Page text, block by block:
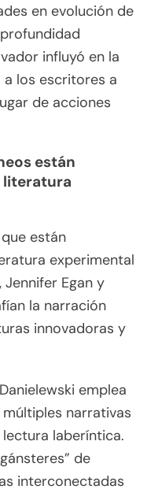
en evolución de
influyó en la
los escritores a
de acciones
están
literatura
están
experimental
Jennifer Egan y
la narración
innovadoras y
emplea
narrativas
laberíntica.
de
interconectadas